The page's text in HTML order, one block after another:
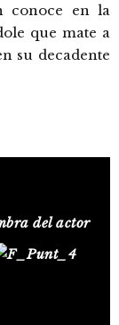
conoce en la
que mate a
su decadente
del actor